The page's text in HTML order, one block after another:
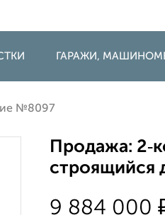
ГАРАЖИ,
№8097
Продажа:
строящийся
9 884 000